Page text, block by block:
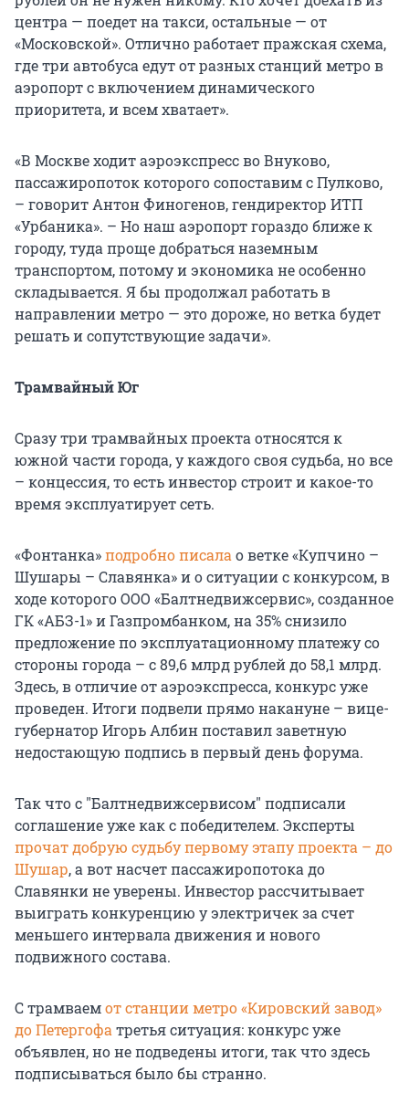
центра — поедет на такси, остальные — от
«Московской». Отлично работает пражская схема,
где три автобуса едут от разных станций метро в
аэропорт с включением динамического
приоритета, и всем хватает».
«В Москве ходит аэроэкспресс во Внуково,
пассажиропоток которого сопоставим с Пулково,
– говорит Антон Финогенов, гендиректор ИТП
«Урбаника». – Но наш аэропорт гораздо ближе к
городу, туда проще добраться наземным
транспортом, потому и экономика не особенно
складывается. Я бы продолжал работать в
направлении метро — это дороже, но ветка будет
решать и сопутствующие задачи».
Трамвайный Юг
Сразу три трамвайных проекта относятся к
южной части города, у каждого своя судьба, но все
– концессия, то есть инвестор строит и какое-то
время эксплуатирует сеть.
«Фонтанка»подробно писала о ветке «Купчино –
Шушары – Славянка» и о ситуации с конкурсом, в
ходе которого ООО «Балтнедвижсервис», созданное
ГК «АБЗ-1» и Газпромбанком, на 35% снизило
предложение по эксплуатационному платежу со
стороны города – с 89,6 млрд рублей до 58,1 млрд.
Здесь, в отличие от аэроэкспресса, конкурс уже
проведен. Итоги подвели прямо накануне – вице-
губернатор Игорь Албин поставил заветную
недостающую подпись в первый день форума.
Так что с "Балтнедвижсервисом" подписали
соглашение уже как с победителем. Эксперты
прочат добрую судьбу первому этапу проекта – до
Шушар, а вот насчет пассажиропотока до
Славянки не уверены. Инвестор рассчитывает
выиграть конкуренцию у электричек за счет
меньшего интервала движения и нового
подвижного состава.
С трамваемот станции метро «Кировский завод»
до Петергофа третья ситуация: конкурс уже
объявлен, но не подведены итоги, так что здесь
подписываться было бы странно.